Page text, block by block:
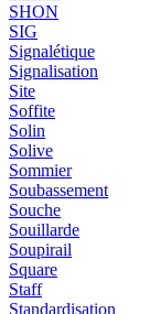
SHON
SIG
Signalétique
Signalisation
Site
Soffite
Solin
Solive
Sommier
Soubassement
Souche
Souillarde
Soupirail
Square
Staff
Standardisation